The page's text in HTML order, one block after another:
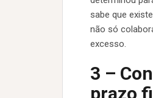
sabe que
não só
excesso.
3 –
prazo